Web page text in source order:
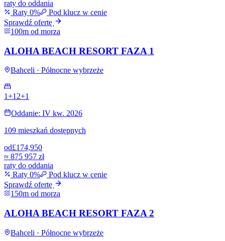
raty do oddania
Raty 0%
Pod klucz w cenie
Sprawdź ofertę
100m od morza
ALOHA BEACH RESORT FAZA 1
Bahceli · Północne wybrzeże
1+1 2+1
Oddanie: IV kw. 2026
109 mieszkań dostępnych
od£174,950
≈ 875 957 zł
raty do oddania
Raty 0%
Pod klucz w cenie
Sprawdź ofertę
150m od morza
ALOHA BEACH RESORT FAZA 2
Bahceli · Północne wybrzeże